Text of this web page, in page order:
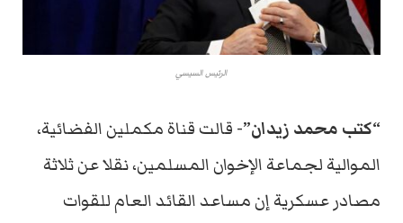
الرئيس السيسي
“كتب محمد زيدان”- قالت قناة مكملين الفضائية،
الموالية لجماعة الإخوان المسلمين، نقلا عن ثلاثة
مصادر عسكرية إن مساعد القائد العام للقوات